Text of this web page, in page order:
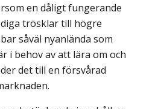
en dåligt fungerande
trösklar till högre
såväl nyanlända som
i behov av att lära om och
det till en försvårad